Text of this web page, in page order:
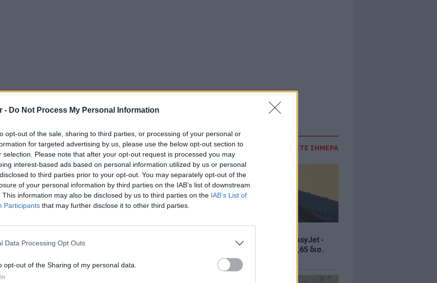
- Do Not Process My Personal Information
opt-out of the sale, sharing to third parties, or processing of your personal or
for targeted advertising by us, please use the below opt-out section to
selection. Please note that after your opt-out request is processed you may
interest-based ads based on personal information utilized by us or personal
to third parties prior to your opt-out. You may separately opt-out of the
of your personal information by third parties on the IAB’s list of downstream
This information may also be disclosed by us to third parties on the IAB’s List of
Participants that may further disclose it to other third parties.
Data Processing Opt Outs
opt-out of the Sharing of my personal data.
ΔΙΑΒΑΣΤΕ ΣΗΜΕΡΑ
Συμφωνία εξαγοράς για την EasyJet -
Στην αμερικανική Appolo για 6,65 δισ.
πληροφορίες που επίσης
η θερμοκρασία ξεπέρασε τους 30°C σε
ενεργούς σταθμούς (ποσοστό ~82%).
ίση με 31.5 °C, τιμή σε κανονικά για την
χαμηλότερη αυτής της Τετάρτης 01/07